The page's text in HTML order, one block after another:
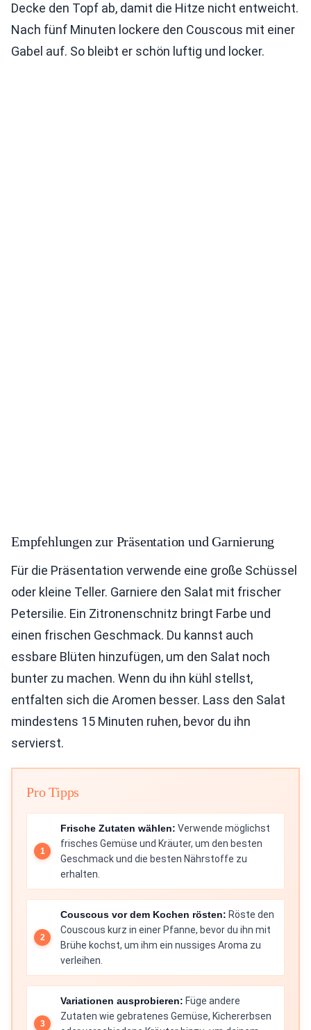
Decke den Topf ab, damit die Hitze nicht entweicht.
Nach fünf Minuten lockere den Couscous mit einer
Gabel auf. So bleibt er schön luftig und locker.
Empfehlungen zur Präsentation und Garnierung
Für die Präsentation verwende eine große Schüssel
oder kleine Teller. Garniere den Salat mit frischer
Petersilie. Ein Zitronenschnitz bringt Farbe und
einen frischen Geschmack. Du kannst auch
essbare Blüten hinzufügen, um den Salat noch
bunter zu machen. Wenn du ihn kühl stellst,
entfalten sich die Aromen besser. Lass den Salat
mindestens 15 Minuten ruhen, bevor du ihn
servierst.
Pro Tipps
Frische Zutaten wählen: Verwende möglichst
frisches Gemüse und Kräuter, um den besten
Geschmack und die besten Nährstoffe zu
erhalten.
Couscous vor dem Kochen rösten: Röste den
Couscous kurz in einer Pfanne, bevor du ihn mit
Brühe kochst, um ihm ein nussiges Aroma zu
verleihen.
Variationen ausprobieren: Füge andere
Zutaten wie gebratenes Gemüse, Kichererbsen